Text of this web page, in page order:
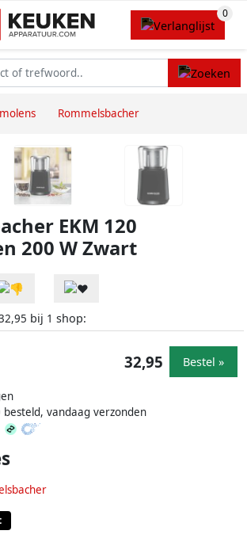
Rommelsbacher
EKM 120
200 W Zwart
bij 1 shop:
vandaag verzonden
32,95 Bestel »